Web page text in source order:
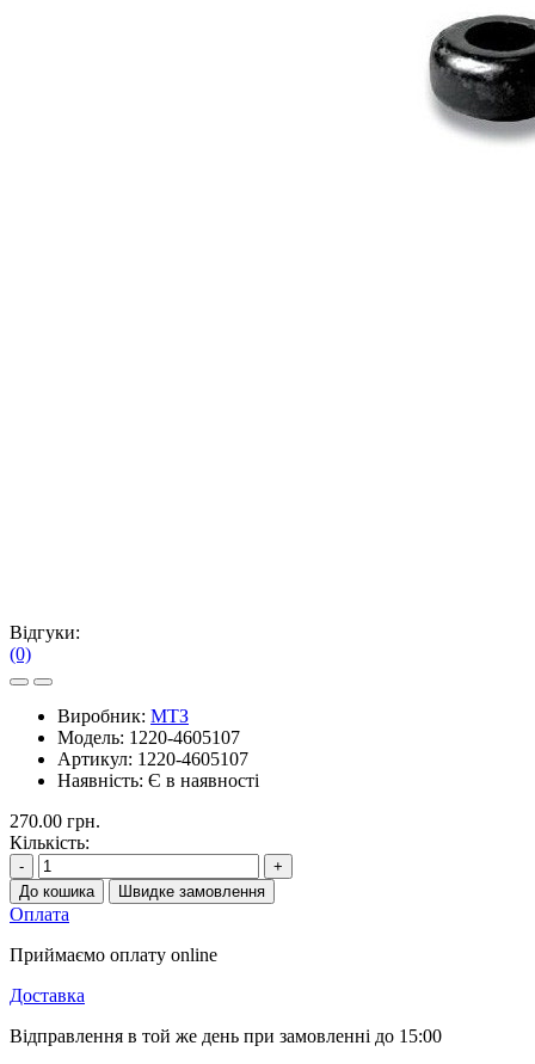
Відгуки:
(0)
Виробник: МТЗ
Модель: 1220-4605107
Артикул: 1220-4605107
Наявність: Є в наявності
270.00 грн.
Кількість:
-
+
До кошика
Швидке замовлення
Оплата
Приймаємо оплату online
Доставка
Відправлення в той же день при замовленні до 15:00